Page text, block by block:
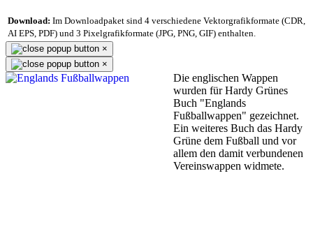
Download: Im Downloadpaket sind 4 verschiedene Vektorgrafikformate (CDR,
AI EPS, PDF) und 3 Pixelgrafikformate (JPG, PNG, GIF) enthalten.
×
×
Die englischen Wappen
wurden für Hardy Grünes
Buch "Englands
Fußballwappen" gezeichnet.
Ein weiteres Buch das Hardy
Grüne dem Fußball und vor
allem den damit verbundenen
Vereinswappen widmete.